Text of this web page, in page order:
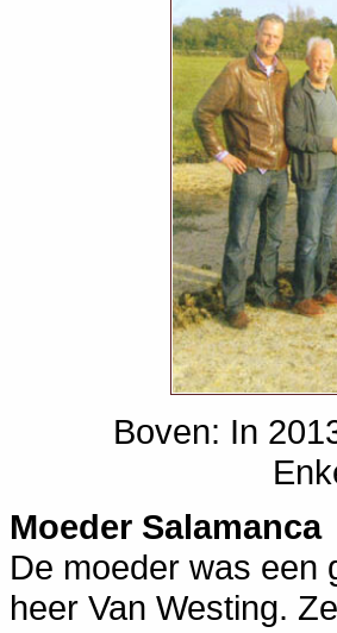
Boven: In
Moeder Salamanca
De moeder was een
heer Van Westing.